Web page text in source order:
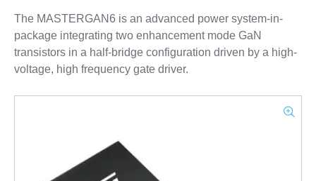
The MASTERGAN6 is an advanced power system-in-
package integrating two enhancement mode GaN
transistors in a half-bridge configuration driven by a high-
voltage, high frequency gate driver.